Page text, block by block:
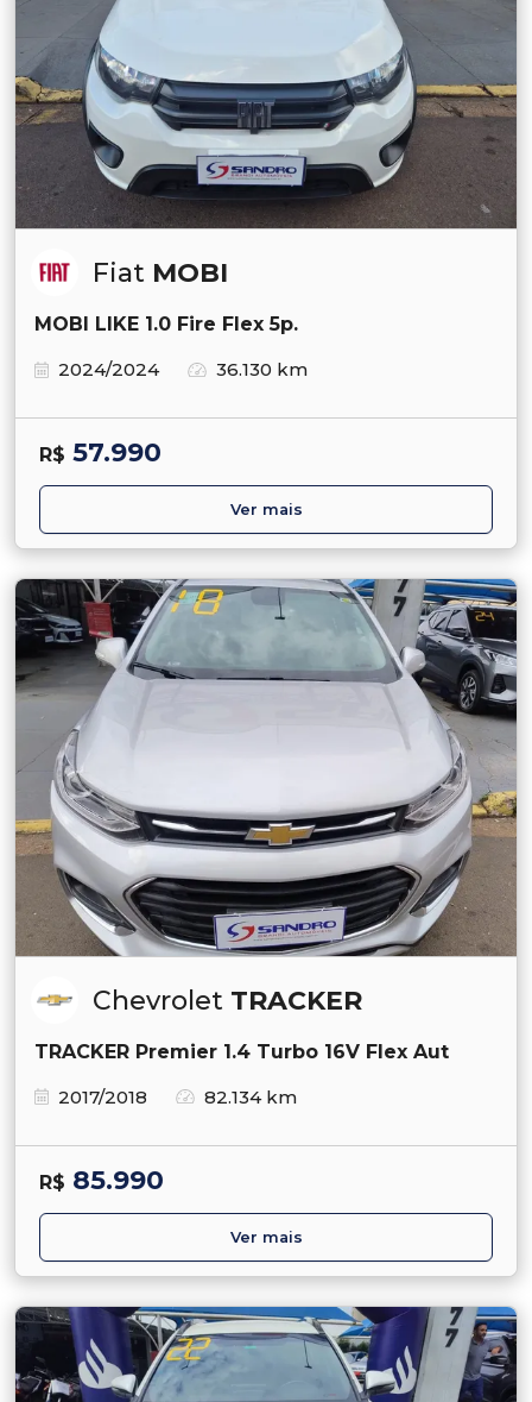
Fiat MOBI
MOBI LIKE 1.0 Fire Flex 5p.
2024/2024
36.130 km
R$ 57.990
Ver mais
Chevrolet TRACKER
TRACKER Premier 1.4 Turbo 16V Flex Aut
2017/2018
82.134 km
R$ 85.990
Ver mais